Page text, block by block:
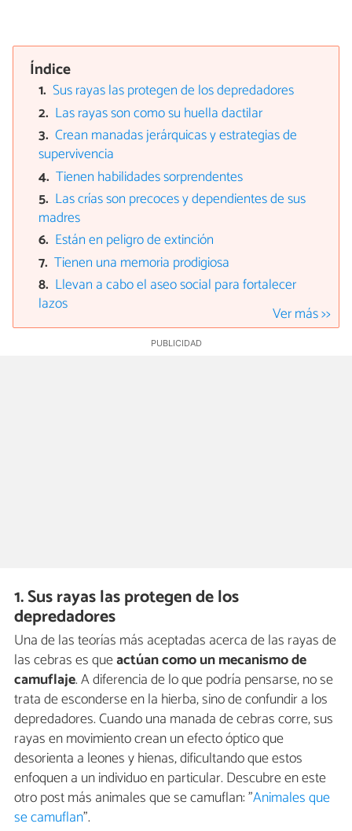
Índice
Sus rayas las protegen de los depredadores
Las rayas son como su huella dactilar
Crean manadas jerárquicas y estrategias de
supervivencia
Tienen habilidades sorprendentes
Las crías son precoces y dependientes de sus
madres
Están en peligro de extinción
Tienen una memoria prodigiosa
Llevan a cabo el aseo social para fortalecer
lazos
Ver más >>
1. Sus rayas las protegen de los
depredadores
Una de las teorías más aceptadas acerca de las rayas de
las cebras es queactúan como un mecanismo de
camuflaje. A diferencia de lo que podría pensarse, no se
trata de esconderse en la hierba, sino de confundir a los
depredadores. Cuando una manada de cebras corre, sus
rayas en movimiento crean un efecto óptico que
desorienta a leones y hienas, dificultando que estos
enfoquen a un individuo en particular. Descubre en este
otro post más animales que se camuflan: "Animales que
se camuflan".